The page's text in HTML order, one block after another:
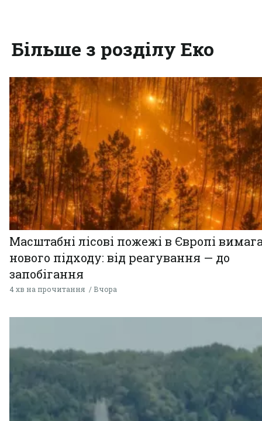
Більше з розділу Еко
Масштабні лісові пожежі в Європі
нового підходу: від реагування — до
запобігання
4 хв на прочитання Вчора